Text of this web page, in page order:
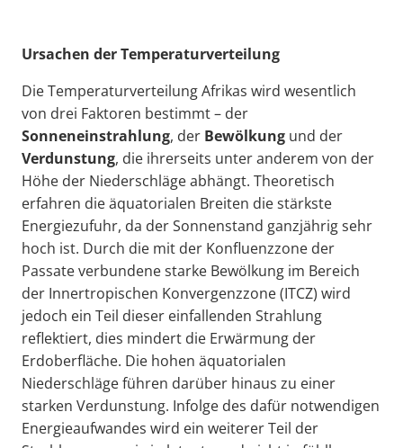
Ursachen der Temperaturverteilung
Die Temperaturverteilung Afrikas wird wesentlich
von drei Faktoren bestimmt – der
Sonneneinstrahlung, der Bewölkung und der
Verdunstung, die ihrerseits unter anderem von der
Höhe der Niederschläge abhängt. Theoretisch
erfahren die äquatorialen Breiten die stärkste
Energiezufuhr, da der Sonnenstand ganzjährig sehr
hoch ist. Durch die mit der Konfluenzzone der
Passate verbundene starke Bewölkung im Bereich
der Innertropischen Konvergenzzone (ITCZ) wird
jedoch ein Teil dieser einfallenden Strahlung
reflektiert, dies mindert die Erwärmung der
Erdoberfläche. Die hohen äquatorialen
Niederschläge führen darüber hinaus zu einer
starken Verdunstung. Infolge des dafür notwendigen
Energieaufwandes wird ein weiterer Teil der